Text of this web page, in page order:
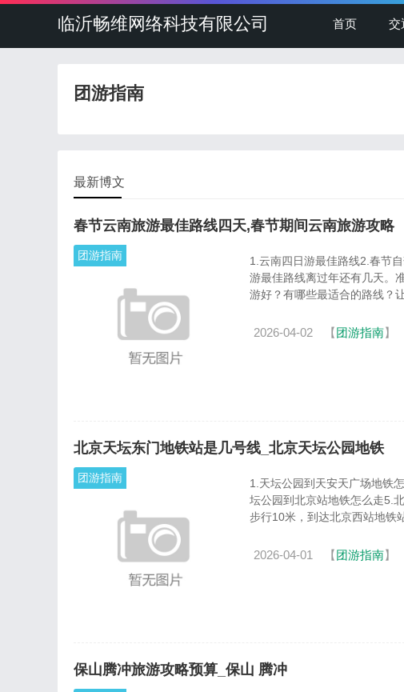
临沂畅维网络科技有限公司 首页 交
团游指南
最新博文
春节云南旅游最佳路线四天,春节期间云南旅游攻略
团游指南
1.云南四日游最佳路线2.春节
游最佳路线离过年还有几天。
游好？有哪些最适合的路线？
2026-04-02 【团游指南】
北京天坛东门地铁站是几号线_北京天坛公园地铁
团游指南
1.天坛公园到天安天广场地铁
坛公园到北京站地铁怎么走5.
步行10米，到达北京西站地铁
2026-04-01 【团游指南】
保山腾冲旅游攻略预算_保山 腾冲